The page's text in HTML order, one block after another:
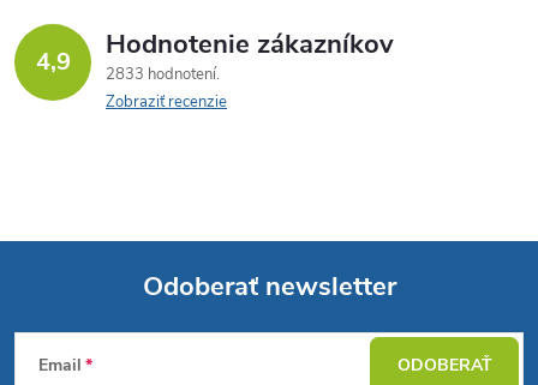
4,9 Hodnotenie zákazníkov
2833 hodnotení
Zobraziť recenzie
Z
Odoberať newsletter
Email ODOBERAŤ